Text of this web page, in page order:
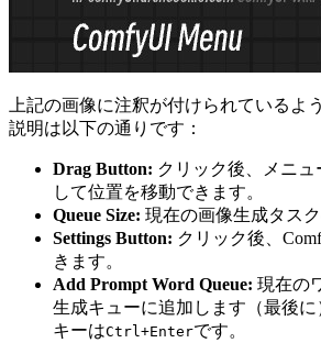
上記の画像に注釈が付けられているよ
説明は以下の通りです：
Drag Button: クリック後、メニ
して位置を移動できます。
Queue Size: 現在の画像生成タスク
Settings Button: クリック後、
きます。
Add Prompt Word Queue: 現在の
生成キューに追加します（最後に
キーはCtrl+Enterです。